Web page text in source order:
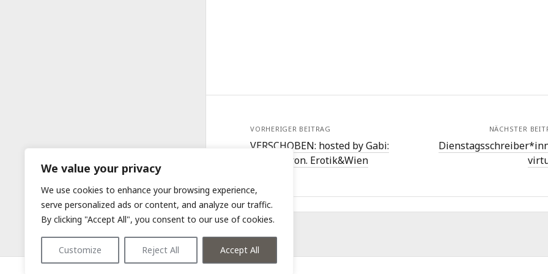
We value your privacy
We use cookies to enhance your browsing experience,
serve personalized ads or content, and analyze our traffic.
By clicking "Accept All", you consent to our use of cookies.
Customize Reject All Accept All
VORHERIGER BEITRAG
VERSCHOBEN: hosted by Gabi:
Georg Biron. Erotik&Wien
NÄCHSTER